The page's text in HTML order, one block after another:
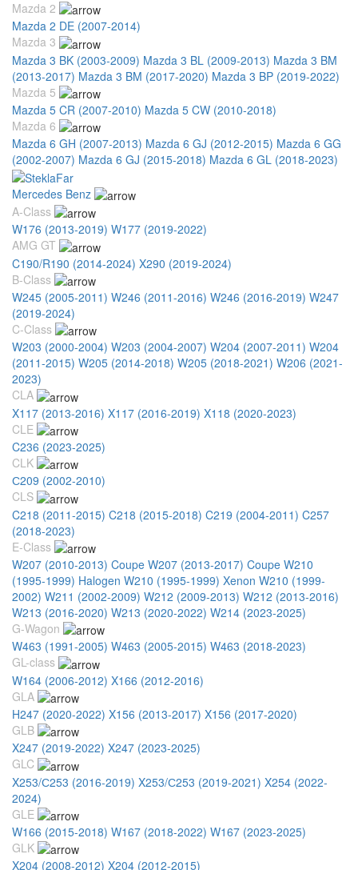
Mazda 2
Mazda 2 DE (2007-2014)
Mazda 3
Mazda 3 BK (2003-2009) Mazda 3 BL (2009-2013) Mazda 3 BM
(2013-2017) Mazda 3 BM (2017-2020) Mazda 3 BP (2019-2022)
Mazda 5
Mazda 5 CR (2007-2010) Mazda 5 CW (2010-2018)
Mazda 6
Mazda 6 GH (2007-2013) Mazda 6 GJ (2012-2015) Mazda 6 GG
(2002-2007) Mazda 6 GJ (2015-2018) Mazda 6 GL (2018-2023)
Mercedes Benz
A-Class
W176 (2013-2019) W177 (2019-2022)
AMG GT
C190/R190 (2014-2024) X290 (2019-2024)
B-Class
W245 (2005-2011) W246 (2011-2016) W246 (2016-2019) W247
(2019-2024)
C-Class
W203 (2000-2004) W203 (2004-2007) W204 (2007-2011) W204
(2011-2015) W205 (2014-2018) W205 (2018-2021) W206 (2021-
2023)
CLA
X117 (2013-2016) X117 (2016-2019) X118 (2020-2023)
CLE
C236 (2023-2025)
CLK
С209 (2002-2010)
CLS
C218 (2011-2015) C218 (2015-2018) C219 (2004-2011) C257
(2018-2023)
E-Class
W207 (2010-2013) Coupe W207 (2013-2017) Coupe W210
(1995-1999) Halogen W210 (1995-1999) Xenon W210 (1999-
2002) W211 (2002-2009) W212 (2009-2013) W212 (2013-2016)
W213 (2016-2020) W213 (2020-2022) W214 (2023-2025)
G-Wagon
W463 (1991-2005) W463 (2005-2015) W463 (2018-2023)
GL-class
W164 (2006-2012) X166 (2012-2016)
GLA
H247 (2020-2022) X156 (2013-2017) X156 (2017-2020)
GLB
X247 (2019-2022) X247 (2023-2025)
GLC
X253/С253 (2016-2019) X253/С253 (2019-2021) X254 (2022-
2024)
GLE
W166 (2015-2018) W167 (2018-2022) W167 (2023-2025)
GLK
X204 (2008-2012) X204 (2012-2015)